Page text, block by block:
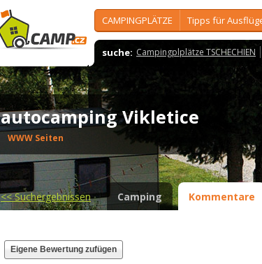
CAMPINGPLÄTZE Tipps für
suche: Campingplplätze TSCHECHIEN
autocamping Vikletice
WWW Seiten
<<Suchergebnissen Camping Kommentare
Eigene Bewertung zufügen